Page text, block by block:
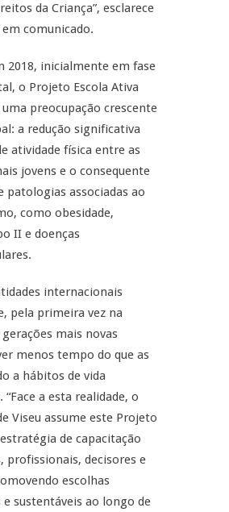
da Criança”, esclarece
comunicado.
2018, inicialmente em fase
o Projeto Escola Ativa
preocupação crescente
a redução significativa
atividade física entre as
jovens e o consequente
patologias associadas ao
como obesidade,
II e doenças
internacionais
pela primeira vez na
mais novas
menos tempo do que as
a hábitos de vida
“Face a esta realidade, o
Viseu assume este Projeto
de capacitação
profissionais, decisores e
escolhas
sustentáveis ao longo de